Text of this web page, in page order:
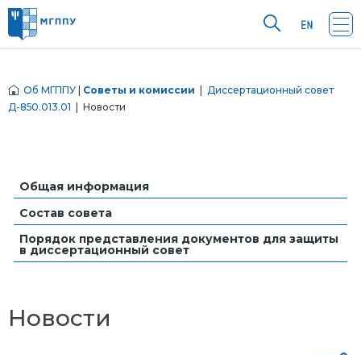
Об МГППУ Советы и комиссии
Диссертационный совет
Д-850.013.01 | Новости
Общая информация
Состав совета
Порядок представления документов для защиты
в диссертационный совет
Новости